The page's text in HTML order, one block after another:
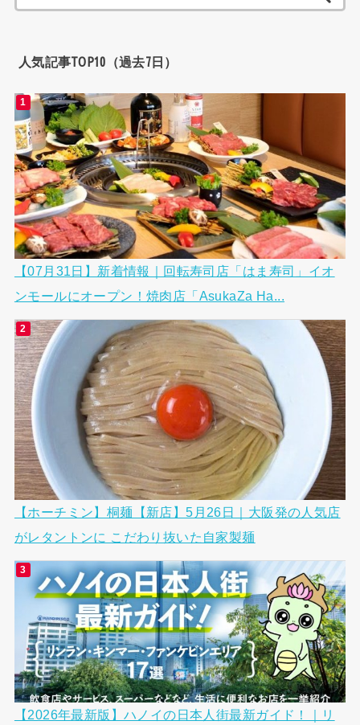
索:
人気記事TOP10（過去7日）
【07月31日】新着情報｜回転寿司店「はま寿司」イオ
ンモールにオープン！焼肉店「AsukaZa Ha...
【ホーチミン】桐麺【新店】5月26日｜大阪発の人気店
がレタントンに こだわり抜いた自家製麺
【2026年最新版】ハノイの日本人街最新ガイド！｜リ